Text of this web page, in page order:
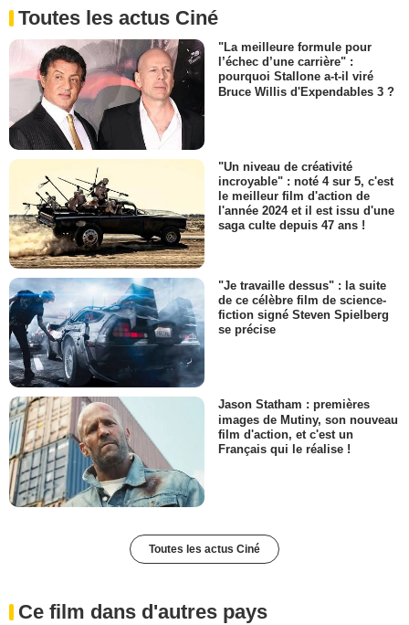
Toutes les actus Ciné
"La meilleure formule pour
l’échec d’une carrière" :
pourquoi Stallone a-t-il viré
Bruce Willis d'Expendables 3 ?
"Un niveau de créativité
incroyable" : noté 4 sur 5, c'est
le meilleur film d'action de
l'année 2024 et il est issu d'une
saga culte depuis 47 ans !
"Je travaille dessus" : la suite
de ce célèbre film de science-
fiction signé Steven Spielberg
se précise
Jason Statham : premières
images de Mutiny, son nouveau
film d'action, et c'est un
Français qui le réalise !
Toutes les actus Ciné
Ce film dans d'autres pays